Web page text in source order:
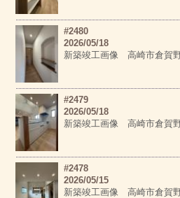
#2480
2026/05/18
新築竣工画像 高崎市倉賀
#2479
2026/05/18
新築竣工画像 高崎市倉賀
#2478
2026/05/15
新築竣工画像 高崎市倉賀